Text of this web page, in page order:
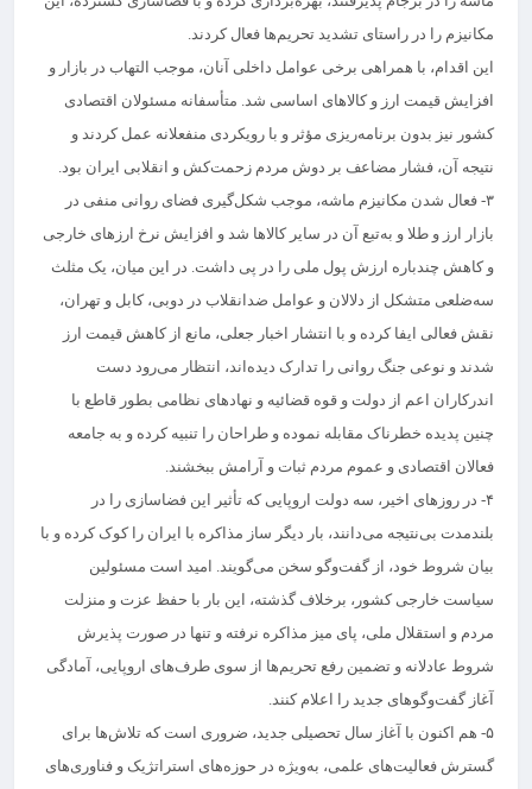
مکانیزم را در راستای تشدید تحریم‌ها فعال کردند.
این اقدام، با همراهی برخی عوامل داخلی آنان، موجب التهاب در بازار و
افزایش قیمت ارز و کالاهای اساسی شد. متأسفانه مسئولان اقتصادی
کشور نیز بدون برنامه‌ریزی مؤثر و با رویکردی منفعلانه عمل کردند و
نتیجه آن، فشار مضاعف بر دوش مردم زحمت‌کش و انقلابی ایران بود.
۳- فعال شدن مکانیزم ماشه، موجب شکل‌گیری فضای روانی منفی در
بازار ارز و طلا و به‌تبع آن در سایر کالاها شد و افزایش نرخ ارزهای خارجی
و کاهش چندباره ارزش پول ملی را در پی داشت. در این میان، یک مثلث
سه‌ضلعی متشکل از دلالان و عوامل ضدانقلاب در دوبی، کابل و تهران،
نقش فعالی ایفا کرده و با انتشار اخبار جعلی، مانع از کاهش قیمت ارز
شدند و نوعی جنگ روانی را تدارک دیده‌اند، انتظار می‌رود دست
اندرکاران اعم از دولت و قوه قضائیه و نهادهای نظامی بطور قاطع با
چنین پدیده‌ خطرناک مقابله نموده و طراحان را تنبیه کرده و به جامعه
فعالان اقتصادی و عموم مردم ثبات و آرامش ببخشند.
۴- در روزهای اخیر، سه دولت اروپایی که تأثیر این فضاسازی را در
بلندمدت بی‌نتیجه می‌دانند، بار دیگر ساز مذاکره با ایران را کوک کرده و با
بیان شروط خود، از گفت‌وگو سخن می‌گویند. امید است مسئولین
سیاست خارجی کشور، برخلاف گذشته، این بار با حفظ عزت و منزلت
مردم و استقلال ملی، پای میز مذاکره نرفته و تنها در صورت پذیرش
شروط عادلانه و تضمین رفع تحریم‌ها از سوی طرف‌های اروپایی، آمادگی
آغاز گفت‌وگوهای جدید را اعلام کنند.
۵- هم اکنون با آغاز سال تحصیلی جدید، ضروری است که تلاش‌ها برای
گسترش فعالیت‌های علمی، به‌ویژه در حوزه‌های استراتژیک و فناوری‌های